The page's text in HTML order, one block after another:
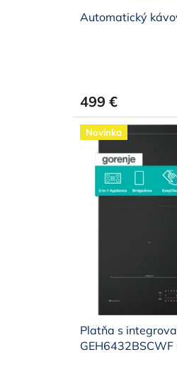
Automatický
499 €
Novinka
Platňa s
GEH6432BSCWF